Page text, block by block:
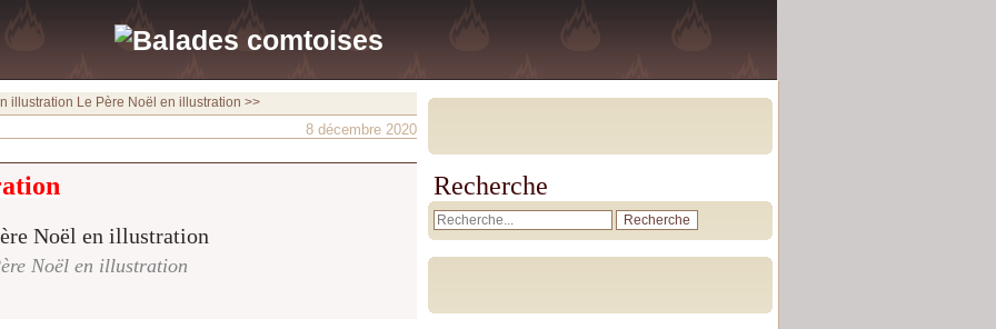
illustration Le Père Noël en illustration >>
8 décembre 2020
Noël en illustration
Recherche